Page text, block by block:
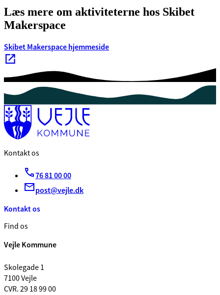
Læs mere om aktiviteterne hos Skibet
Makerspace
Skibet Makerspace hjemmeside
Kontakt os
76 81 00 00
post@vejle.dk
Kontakt os
Find os
Vejle Kommune
Skolegade 1
7100 Vejle
CVR. 29 18 99 00